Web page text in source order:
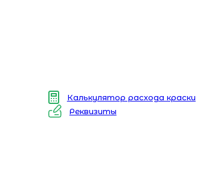
Калькулятор расхода краски
Реквизиты